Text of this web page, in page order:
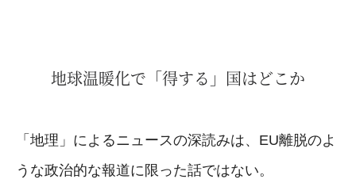
地球温暖化で「得する」国はどこか
「地理」によるニュースの深読みは、EU離脱のよ
うな政治的な報道に限った話ではない。